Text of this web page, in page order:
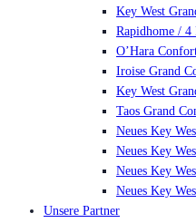
Key West
Rapidhome / 4
O’Hara
Iroise Grand
Key West
Taos Grand
Neues Key
Neues Key
Neues Key
Neues Key
Unsere Partner